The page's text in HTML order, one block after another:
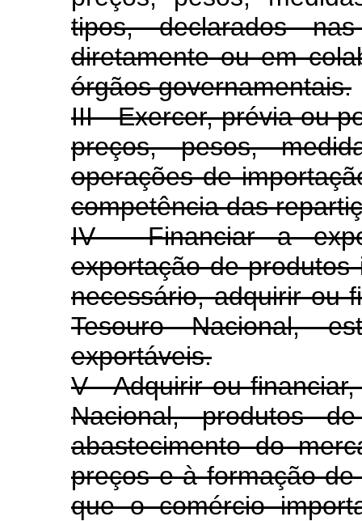
tipos, declarados
diretamente ou em
órgãos governamentais.
III - Exercer, prévia ou
preços, pesos,
operações de
competência das
IV - Financiar a
exportação de
necessário, adquirir ou
Tesouro Nacional,
exportáveis.
V - Adquirir ou
Nacional, produtos
abastecimento do
preços e à formação
que o comércio